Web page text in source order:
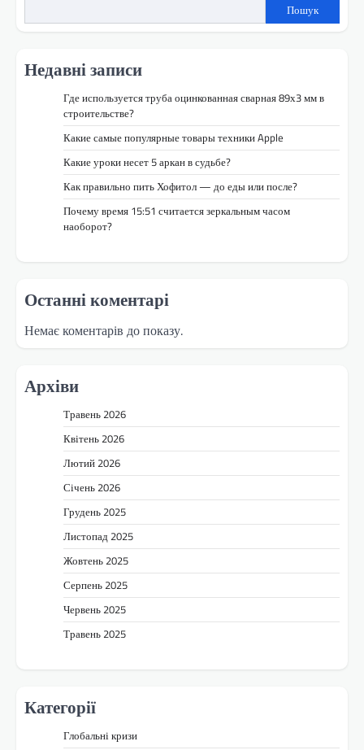
Пошук
Недавні записи
Где используется труба оцинкованная сварная 89х3 мм в
строительстве?
Какие самые популярные товары техники Apple
Какие уроки несет 5 аркан в судьбе?
Как правильно пить Хофитол — до еды или после?
Почему время 15:51 считается зеркальным часом
наоборот?
Останні коментарі
Немає коментарів до показу.
Архіви
Травень 2026
Квітень 2026
Лютий 2026
Січень 2026
Грудень 2025
Листопад 2025
Жовтень 2025
Серпень 2025
Червень 2025
Травень 2025
Категорії
Глобальні кризи